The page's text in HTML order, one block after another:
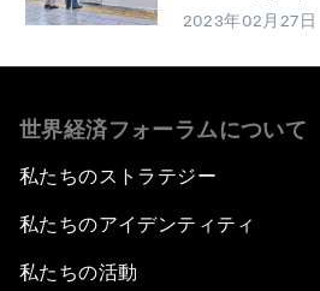
2023年02月27日
世界経済フォーラムについて
私たちのストラテジー
私たちのアイデンティティ
私たちの活動